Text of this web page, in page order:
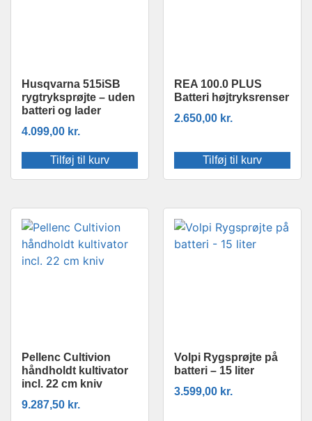
Husqvarna 515iSB
rygtryksprøjte – uden
batteri og lader
4.099,00 kr.
Tilføj til kurv
REA 100.0 PLUS
Batteri højtryksrenser
2.650,00 kr.
Tilføj til kurv
Pellenc Cultivion
håndholdt kultivator
incl. 22 cm kniv
9.287,50 kr.
Volpi Rygsprøjte på
batteri – 15 liter
3.599,00 kr.